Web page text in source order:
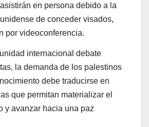
en persona debido a la
de conceder visados,
por videoconferencia.
internacional debate
la demanda de los palestinos
debe traducirse en
que permitan materializar el
y avanzar hacia una paz